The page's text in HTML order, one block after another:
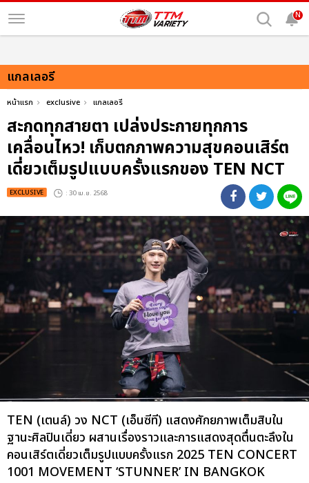
N
แกลเลอรี
หน้าแรก exclusive แกลเลอรี
สะกดทุกสายตา เปล่งประกายทุกการ
เคลื่อนไหว! เก็บตกภาพความสุขคอนเสิร์ต
เดี่ยวเต็มรูปแบบครั้งแรกของ TEN NCT
EXCLUSIVE : 30 เม.ย. 2568
TEN (เตนล์) วง NCT (เอ็นซีที) แสดงศักยภาพเต็มสิบใน
ฐานะศิลปินเดี่ยว ผสานเรื่องราวและการแสดงสุดตื่นตะลึงใน
คอนเสิร์ตเดี่ยวเต็มรูปแบบครั้งแรก 2025 TEN CONCERT
1001 MOVEMENT ‘STUNNER’ IN BANGKOK